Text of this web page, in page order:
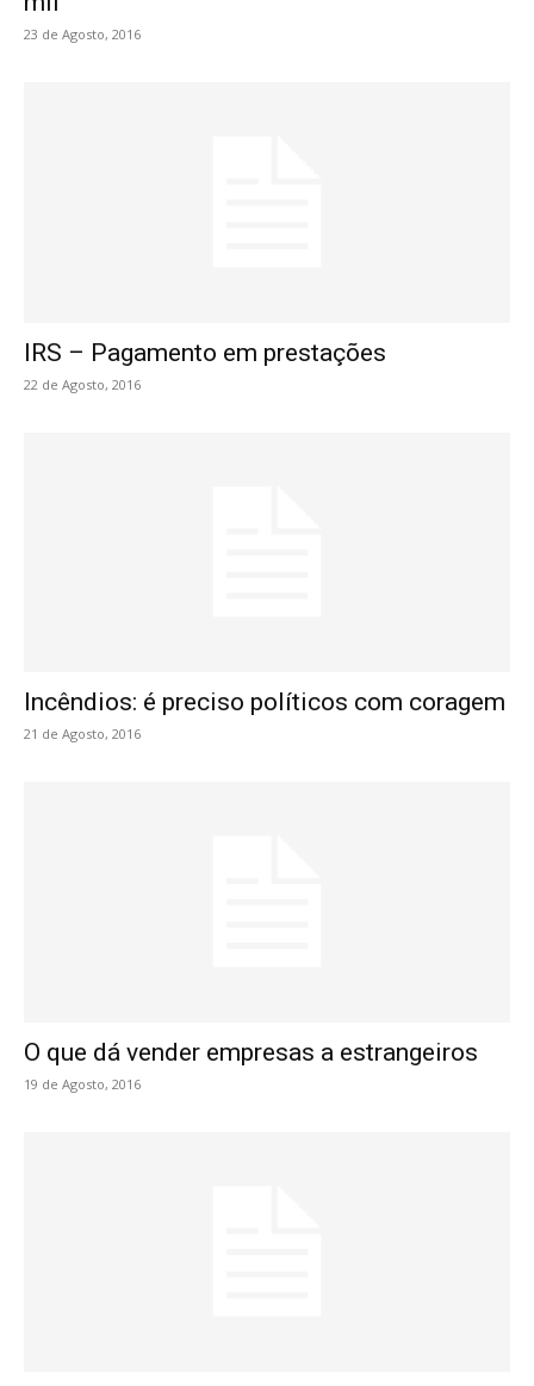
23 de Agosto, 2016
IRS – Pagamento em prestações
22 de Agosto, 2016
Incêndios: é preciso políticos com coragem
21 de Agosto, 2016
O que dá vender empresas a estrangeiros
19 de Agosto, 2016